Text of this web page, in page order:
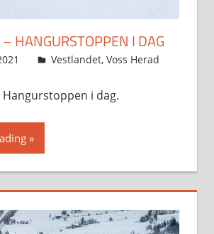
HANGURSTOPPEN I DAG
Svein
Vestlandet, Voss Herad
i dag.